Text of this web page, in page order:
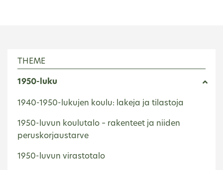
THEME
1950-luku
1940-1950-lukujen koulu: lakeja ja tilastoja
1950-luvun koulutalo – rakenteet ja niiden
peruskorjaustarve
1950-luvun virastotalo